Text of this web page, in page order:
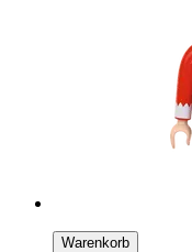
Warenkorb